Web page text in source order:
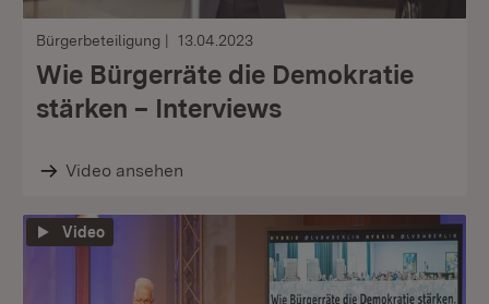
Bürgerbeteiligung 13.04.2023
Wie Bürgerräte die Demokratie
stärken – Interviews
Video ansehen
Video